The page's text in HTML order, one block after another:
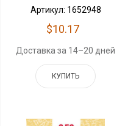
Артикул: 1652948
$10.17
Доставка за 14–20 дней
КУПИТЬ